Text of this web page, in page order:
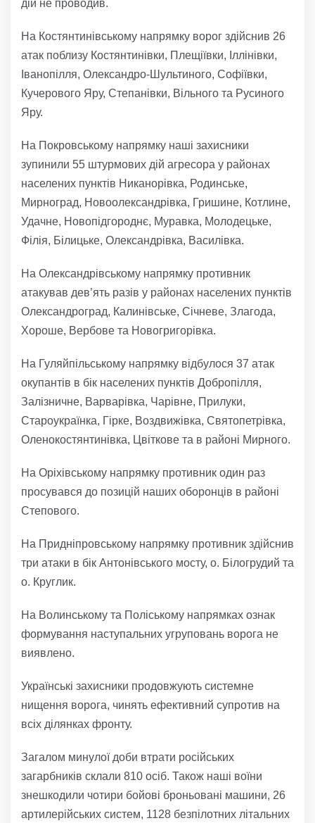
дій не проводив.
На Костянтинівському напрямку ворог здійснив 26
атак поблизу Костянтинівки, Плещіївки, Іллінівки,
Іванопілля, Олександро-Шультиного, Софіївки,
Кучерового Яру, Степанівки, Вільного та Русиного
Яру.
На Покровському напрямку наші захисники
зупинили 55 штурмових дій агресора у районах
населених пунктів Никанорівка, Родинське,
Мирноград, Новоолександрівка, Гришине, Котлине,
Удачне, Новопідгороднє, Муравка, Молодецьке,
Філія, Білицьке, Олександрівка, Василівка.
На Олександрівському напрямку противник
атакував дев’ять разів у районах населених пунктів
Олександроград, Калинівське, Січневе, Злагода,
Хороше, Вербове та Новогригорівка.
На Гуляйпільському напрямку відбулося 37 атак
окупантів в бік населених пунктів Добропілля,
Залізничне, Варварівка, Чарівне, Прилуки,
Староукраїнка, Гірке, Воздвижівка, Святопетрівка,
Оленокостянтинівка, Цвіткове та в районі Мирного.
На Оріхівському напрямку противник один раз
просувався до позицій наших оборонців в районі
Степового.
На Придніпровському напрямку противник здійснив
три атаки в бік Антонівського мосту, о. Білогрудий та
о. Круглик.
На Волинському та Поліському напрямках ознак
формування наступальних угруповань ворога не
виявлено.
Українські захисники продовжують системне
нищення ворога, чинять ефективний супротив на
всіх ділянках фронту.
Загалом минулої доби втрати російських
загарбників склали 810 осіб. Також наші воїни
знешкодили чотири бойові броньовані машини, 26
артилерійських систем, 1128 безпілотних літальних